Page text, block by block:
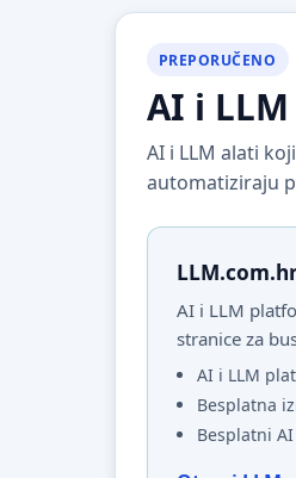
PREPORUČENO
AI i
AI i LLM alati
automatiziraju
AI i LLM
stranice za
AI i LLM
Besplatna
Besplatni